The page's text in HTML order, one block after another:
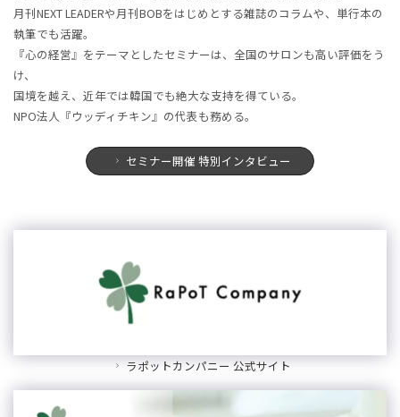
月刊NEXT LEADERや月刊BOBをはじめとする雑誌のコラムや、単行本の
執筆でも活躍。
『心の経営』をテーマとしたセミナーは、全国のサロンも高い評価をう
け、
国境を越え、近年では韓国でも絶大な支持を得ている。
NPO法人『ウッディチキン』の代表も務める。
セミナー開催 特別インタビュー
ラポットカンパニー 公式サイト